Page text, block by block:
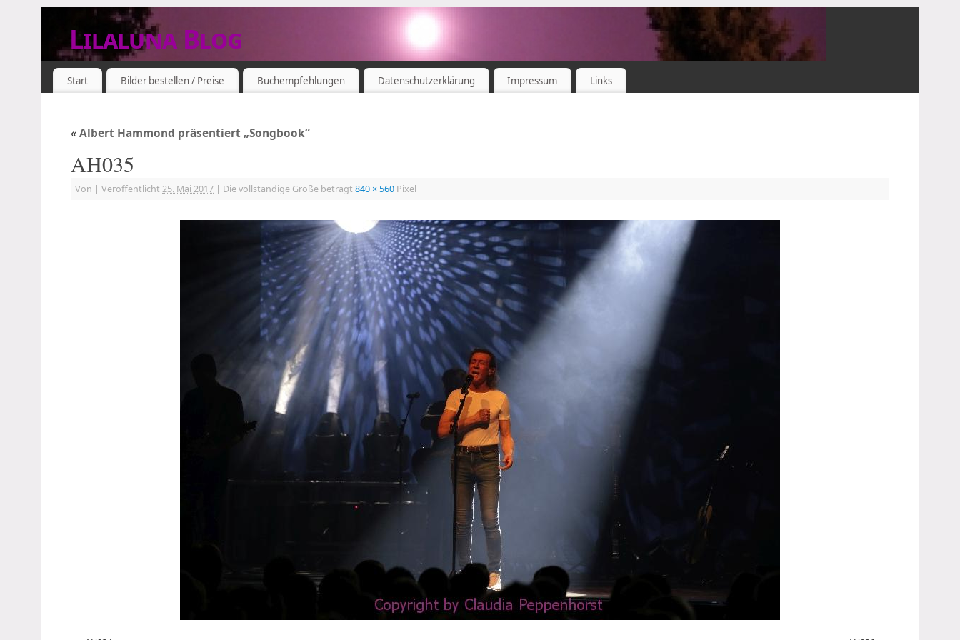
Lilaluna Blog
DAS JETZT IST SCHON VERGANGENHEIT
Start Bilder bestellen / Preise Buchempfehlungen Datenschutzerklärung Impressum Links
«Albert Hammond präsentiert „Songbook“
AH035
Von | Veröffentlicht 25. Mai 2017 | Die vollständige Größe beträgt 840 × 560 Pixel